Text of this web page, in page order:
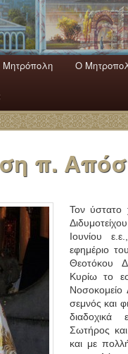
Mητρόπολη Ο
π.
Τον ύστατο
Ιουνίου
εφημέριο
Θεοτόκου
Κυρίω το
Νοσοκομείο
σεμνός και
διαδοχικά
Σωτήρος
και με